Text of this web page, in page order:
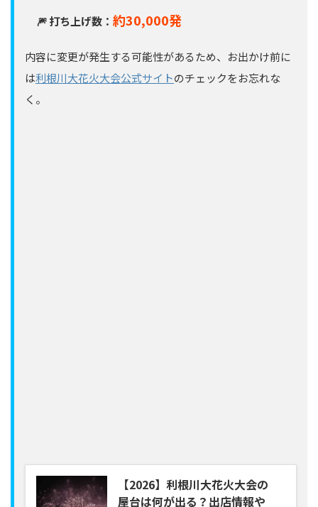
🎆 打ち上げ数： 約30,000発
内容に変更が発生する可能性があるため、お出かけ前に
は利根川大花火大会公式サイトのチェックをお忘れな
く。
【2026】利根川大花火大会の
屋台は何が出る？出店情報や